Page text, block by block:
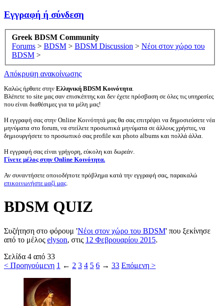
Εγγραφή ή σύνδεση
Greek BDSM Community
Forums > BDSM > BDSM Discussion > Νέοι στον χώρο του
BDSM >
Απόκρυψη ανακοίνωσης
Καλώς ήρθατε στην Ελληνική BDSM Κοινότητα.
Βλέπετε το site μας σαν επισκέπτης και δεν έχετε πρόσβαση σε όλες τις υπηρεσίες
που είναι διαθέσιμες για τα μέλη μας!
Η εγγραφή σας στην Online Κοινότητά μας θα σας επιτρέψει να δημοσιεύσετε νέα
μηνύματα στο forum, να στείλετε προσωπικά μηνύματα σε άλλους χρήστες, να
δημιουργήσετε το προσωπικό σας profile και photo albums και πολλά άλλα.
Η εγγραφή σας είναι γρήγορη, εύκολη και δωρεάν.
Γίνετε μέλος στην Online Κοινότητα.
Αν συναντήσετε οποιοδήποτε πρόβλημα κατά την εγγραφή σας, παρακαλώ
επικοινωνήστε μαζί μας.
BDSM QUIZ
Συζήτηση στο φόρουμ 'Νέοι στον χώρο του BDSM' που ξεκίνησε
από το μέλος elyson, στις 12 Φεβρουαρίου 2015.
Σελίδα 4 από 33
< Προηγούμενη 1 ← 2 3 4 5 6 → 33 Επόμενη >